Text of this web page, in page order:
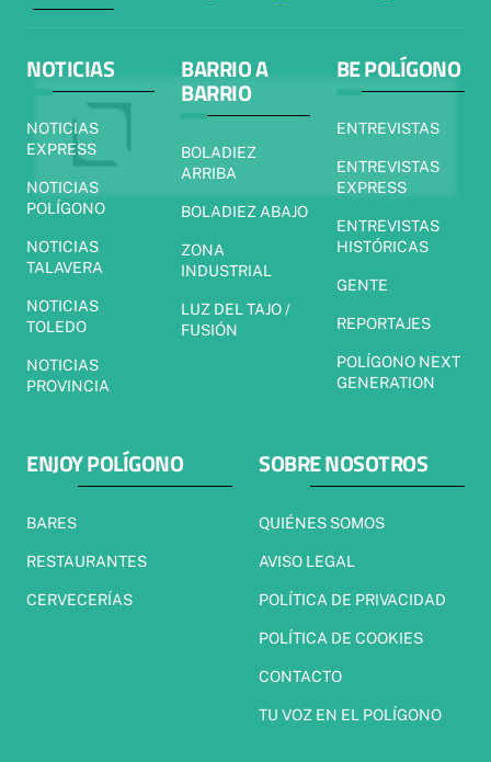
NOTICIAS
NOTICIAS
EXPRESS
NOTICIAS
POLÍGONO
NOTICIAS
TALAVERA
NOTICIAS
TOLEDO
NOTICIAS
PROVINCIA
BARRIO A
BARRIO
BOLADIEZ
ARRIBA
BOLADIEZ ABAJO
ZONA
INDUSTRIAL
LUZ DEL TAJO /
FUSIÓN
BE POLÍGONO
ENTREVISTAS
ENTREVISTAS
EXPRESS
ENTREVISTAS
HISTÓRICAS
GENTE
REPORTAJES
POLÍGONO NEXT
GENERATION
ENJOY POLÍGONO
BARES
RESTAURANTES
CERVECERÍAS
SOBRE NOSOTROS
QUIÉNES SOMOS
AVISO LEGAL
POLÍTICA DE PRIVACIDAD
POLÍTICA DE COOKIES
CONTACTO
TU VOZ EN EL POLÍGONO